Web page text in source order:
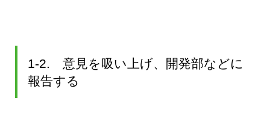
1-2. 意見を吸い上げ、開発部などに
報告する